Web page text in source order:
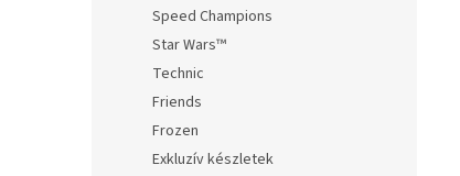
Speed Champions
Star Wars™
Technic
Friends
Frozen
Exkluzív készletek